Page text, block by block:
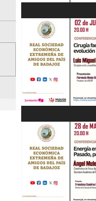
Recital de
Beatriz
"Cirugía
transgénero:
Luis M.